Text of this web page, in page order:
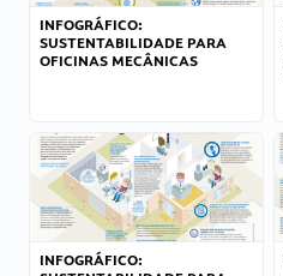
INFOGRÁFICO:
SUSTENTABILIDADE PARA
OFICINAS MECÂNICAS
INFOGRÁFICO: